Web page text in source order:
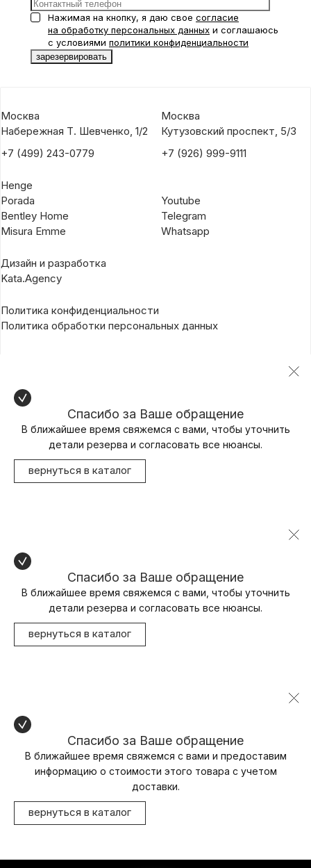
Нажимая на кнопку, я даю свое согласие
на обработку персональных данных и соглашаюсь
с условиями политики конфиденциальности
Москва
Набережная Т. Шевченко, 1/2
+7 (499) 243-0779
Москва
Кутузовский проспект, 5/3
+7 (926) 999-9111
Henge
Porada
Bentley Home
Misura Emme
Youtube
Telegram
Whatsapp
Дизайн и разработка
Kata.Agency
Политика конфиденциальности
Политика обработки персональных данных
Спасибо за Ваше обращение
В ближайшее время свяжемся с вами, чтобы уточнить
детали резерва и согласовать все нюансы.
вернуться в каталог
Спасибо за Ваше обращение
В ближайшее время свяжемся с вами, чтобы уточнить
детали резерва и согласовать все нюансы.
вернуться в каталог
Спасибо за Ваше обращение
В ближайшее время свяжемся с вами и предоставим
информацию о стоимости этого товара с учетом
доставки.
вернуться в каталог